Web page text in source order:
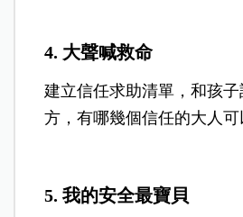
4. 大聲喊救命
建立信任求助清單，和孩
方，有哪幾個信任的大人可
5. 我的安全最寶貝